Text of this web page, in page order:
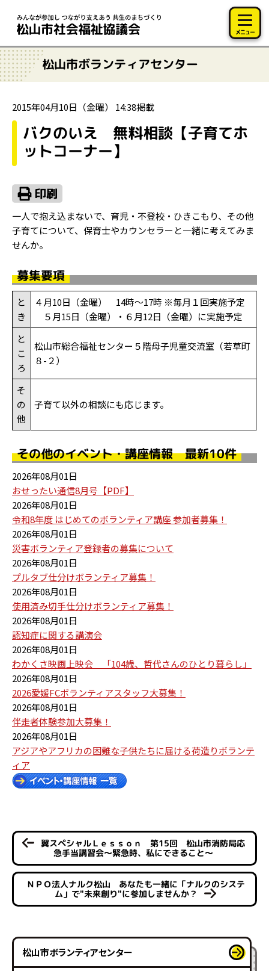
メニュー
松山市ボランティアセンター
2015年04月10日（金曜） 14:38掲載
バクのいえ 無料相談【子育てホ
ットコーナー】
一人で抱え込まないで、育児・不登校・ひきこもり、その他
子育てについて、保育士やカウンセラーと一緒に考えてみま
せんか。
募集要項
と
き
４月10日（金曜） 14時～17時 ※毎月１回実施予定
５月15日（金曜）・６月12日（金曜）に実施予定
と
こ
ろ
松山市総合福祉センター５階母子児童交流室（若草町
８-２）
そ
の
他
子育て以外の相談にも応じます。
その他のイベント・講座情報 最新10件
2026年08月01日
おせったい通信8月号【PDF】
2026年08月01日
令和8年度 はじめてのボランティア講座 参加者募集！
2026年08月01日
災害ボランティア登録者の募集について
2026年08月01日
プルタブ仕分けボランティア募集！
2026年08月01日
使用済み切手仕分けボランティア募集！
2026年08月01日
認知症に関する講演会
2026年08月01日
わかくさ映画上映会 「104歳、哲代さんのひとり暮らし」
2026年08月01日
2026愛媛FCボランティアスタッフ大募集！
2026年08月01日
伴走者体験参加大募集！
2026年08月01日
アジアやアフリカの困難な子供たちに届ける荷造りボランテ
ィア
翼スペシャルＬｅｓｓｏｎ 第15回 松山市消防局応
急手当講習会～緊急時、私にできること～
ＮＰＯ法人ナルク松山 あなたも一緒に「ナルクのシステ
ム」で"未来創り"に参加しませんか？
松山市ボランティアセンター